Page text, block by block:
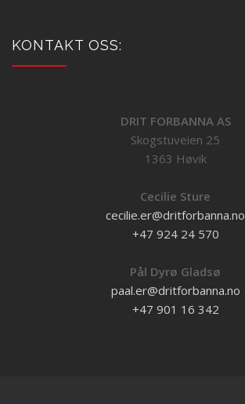
KONTAKT OSS:
DRIT FORBANNA AS
Skogstuveien 25
1363 Høvik
Cecilie Sture
cecilie.er@dritforbanna.no
+47 924 24 570
Pål Dyrø Gladsø
paal.er@dritforbanna.no
+47 901 16 342